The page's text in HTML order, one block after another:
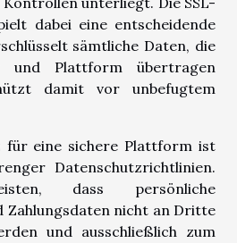
dabei eine entscheidende
sämtliche Daten, die
und Plattform übertragen
damit vor unbefugtem
für eine sichere Plattform ist
Datenschutzrichtlinien.
dass persönliche
Zahlungsdaten nicht an Dritte
und ausschließlich zum